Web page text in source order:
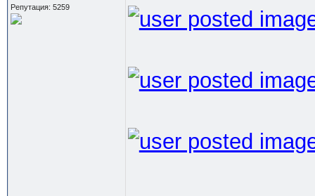
Репутация: 5259